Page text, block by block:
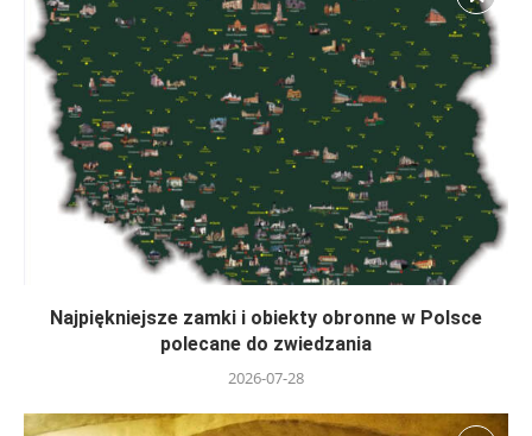
Najpiękniejsze zamki i obiekty obronne w Polsce
polecane do zwiedzania
2026-07-28